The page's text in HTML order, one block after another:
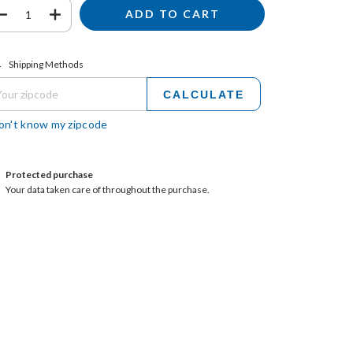
for zipcode:
Shipping Methods
CALCULATE
know my zipcode
Protected purchase
Your data taken care of throughout the purchase.